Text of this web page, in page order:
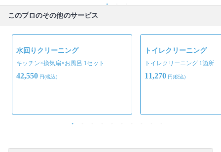
このプロのその他のサービス
水回りクリーニング
キッチン×換気扇×お風呂 1セット
42,550 円(税込)
トイレクリーニング
トイレクリーニング 1箇所
11,270 円(税込)